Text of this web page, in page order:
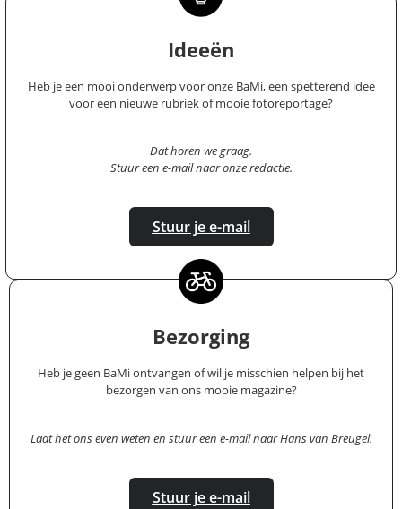
Ideeën
Heb je een mooi onderwerp voor onze BaMi, een spetterend idee
voor een nieuwe rubriek of mooie fotoreportage?
Dat horen we graag.
Stuur een e-mail naar onze redactie.
Stuur je e-mail
Bezorging
Heb je geen BaMi ontvangen of wil je misschien helpen bij het
bezorgen van ons mooie magazine?
Laat het ons even weten en stuur een e-mail naar Hans van Breugel.
Stuur je e-mail